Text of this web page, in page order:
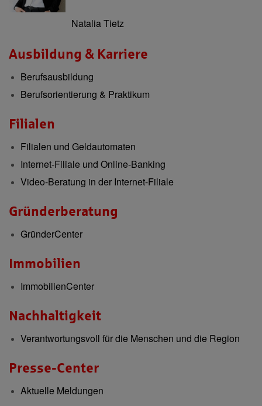
Natalia Tietz
Ausbildung & Karriere
Berufsausbildung
Berufsorientierung & Praktikum
Filialen
Filialen und Geldautomaten
Internet-Filiale und Online-Banking
Video-Beratung in der Internet-Filiale
Gründerberatung
GründerCenter
Immobilien
ImmobilienCenter
Nachhaltigkeit
Verantwortungsvoll für die Menschen und die Region
Presse-Center
Aktuelle Meldungen